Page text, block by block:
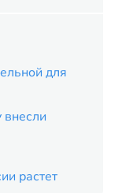
для
растет